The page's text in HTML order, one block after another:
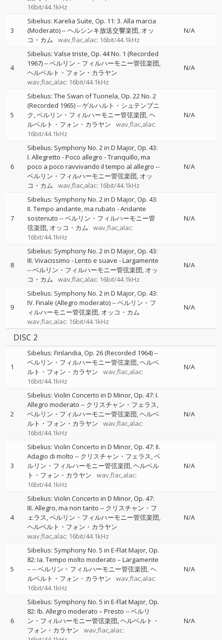
16bit/44.1kHz
3
Sibelius: Karelia Suite, Op. 11: 3. Alla marcia
(Moderato)--ヘルシンキ放送交響楽団 オッ
コ・カム
wav,flac,alac: 16bit/44.1kHz
N/A
4
Sibelius: Valse triste, Op. 44 No. 1 (Recorded
1967)--ベルリン・フィルハーモニー管弦楽団
ヘルベルト・フォン・カラヤン
wav,flac,alac: 16bit/44.1kHz
N/A
5
Sibelius: The Swan of Tuonela, Op. 22 No. 2
(Recorded 1965)--ゲルハルト・シュテンプニ
ク ベルリン・フィルハーモニー管弦楽団 ヘ
ルベルト・フォン・カラヤン
wav,flac,alac:
16bit/44.1kHz
N/A
6
Sibelius: Symphony No. 2 in D Major, Op. 43:
I. Allegretto - Poco allegro - Tranquillo, ma
poco a poco ravvivando il tempo al allegro --
ベルリン・フィルハーモニー管弦楽団 オッ
コ・カム
wav,flac,alac: 16bit/44.1kHz
N/A
7
Sibelius: Symphony No. 2 in D Major, Op. 43:
II. Tempo andante, ma rubato - Andante
sostenuto --ベルリン・フィルハーモニー管
弦楽団 オッコ・カム
wav,flac,alac:
16bit/44.1kHz
N/A
8
Sibelius: Symphony No. 2 in D Major, Op. 43:
III. Vivacissimo - Lento e suave - Largamente
--ベルリン・フィルハーモニー管弦楽団 オッ
コ・カム
wav,flac,alac: 16bit/44.1kHz
N/A
9
Sibelius: Symphony No. 2 in D Major, Op. 43:
IV. Finale (Allegro moderato)--ベルリン・フ
ィルハーモニー管弦楽団 オッコ・カム
wav,flac,alac: 16bit/44.1kHz
N/A
DISC 2
1
Sibelius: Finlandia, Op. 26 (Recorded 1964)--
ベルリン・フィルハーモニー管弦楽団 ヘルベ
ルト・フォン・カラヤン
wav,flac,alac:
16bit/44.1kHz
N/A
2
Sibelius: Violin Concerto in D Minor, Op. 47: I.
Allegro moderato -- クリスチャン・フェラス
ベルリン・フィルハーモニー管弦楽団 ヘルベ
ルト・フォン・カラヤン
wav,flac,alac:
16bit/44.1kHz
N/A
3
Sibelius: Violin Concerto in D Minor, Op. 47: II.
Adagio di molto -- クリスチャン・フェラス ベ
ルリン・フィルハーモニー管弦楽団 ヘルベル
ト・フォン・カラヤン
wav,flac,alac:
16bit/44.1kHz
N/A
4
Sibelius: Violin Concerto in D Minor, Op. 47:
III. Allegro, ma non tanto -- クリスチャン・フ
ェラス ベルリン・フィルハーモニー管弦楽団
ヘルベルト・フォン・カラヤン
wav,flac,alac: 16bit/44.1kHz
N/A
5
Sibelius: Symphony No. 5 in E-Flat Major, Op.
82: Ia. Tempo molto moderato – Largamente
– --ベルリン・フィルハーモニー管弦楽団 ヘ
ルベルト・フォン・カラヤン
wav,flac,alac:
16bit/44.1kHz
N/A
6
Sibelius: Symphony No. 5 in E-Flat Major, Op.
82: Ib. Allegro moderato – Presto --ベルリ
ン・フィルハーモニー管弦楽団 ヘルベルト・
フォン・カラヤン
wav,flac,alac:
N/A